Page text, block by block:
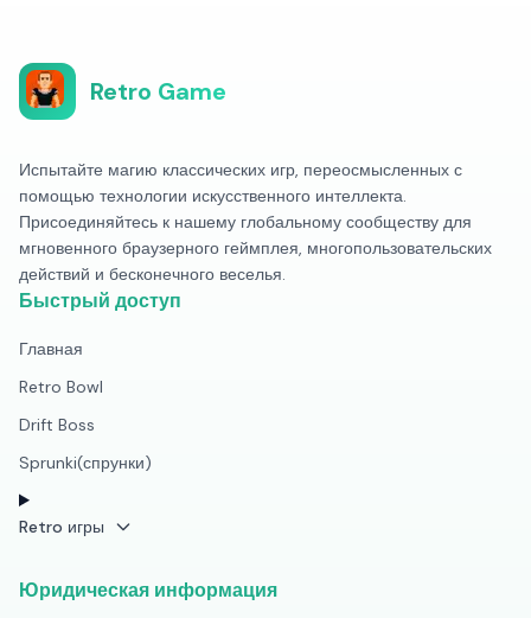
Retro Game
Испытайте магию классических игр, переосмысленных с
помощью технологии искусственного интеллекта.
Присоединяйтесь к нашему глобальному сообществу для
мгновенного браузерного геймплея, многопользовательских
действий и бесконечного веселья.
Быстрый доступ
Главная
Retro Bowl
Drift Boss
Sprunki(спрунки)
Retro игры
Юридическая информация